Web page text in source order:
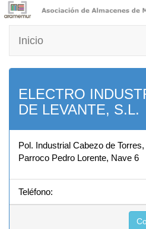
Inicio
ELECTRO
DE LEVANTE, S.L.
Pol. Industrial Cabezo de
Parroco Pedro Lorente, Nave 6
Teléfono: